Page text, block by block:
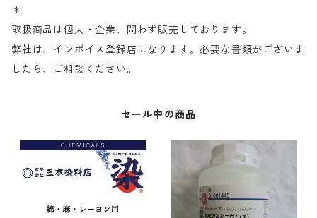
＊
取扱商品は個人・企業、問わず販売しております。
弊社は、インボイス登録店になります。必要な書類がございま
したら、ご相談ください。
セール中の商品